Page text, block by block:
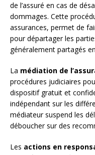
de l’assuré en cas de
dommages. Cette
assurances, permet de
pour départager les
généralement partagés
La médiation de
procédures judiciaires
dispositif gratuit et
indépendant sur les
médiateur suspend les
déboucher sur des
Les actions en